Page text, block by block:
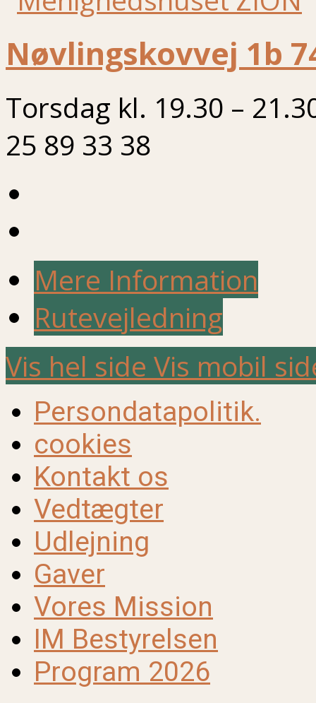
Nøvlingskovvej 1b
Torsdag kl. 19.30 –
25 89 33 38
Mere Information
Rutevejledning
Vis hel side Vis mobil
Persondatapolitik.
cookies
Kontakt os
Vedtægter
Udlejning
Gaver
Vores Mission
IM Bestyrelsen
Program 2026